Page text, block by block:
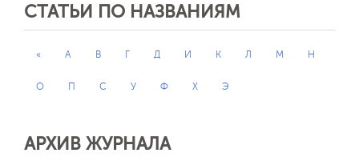
СТАТЬИ ПО НАЗВАНИЯМ
« А В Г Д И К Л М Н
О П С У Ф Х Э
АРХИВ ЖУРНАЛА